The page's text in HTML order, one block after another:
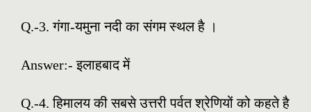
Q.-3. गंगा-यमुना नदी का संगम स्थल है ।
Answer:-इलाहबाद में
Q.-4. हिमालय की सबसे उत्तरी पर्वत श्रेणियों को कहते है